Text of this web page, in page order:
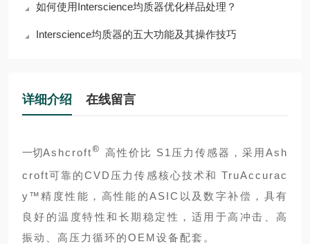
如何使用Interscience均质器优化样品处理？
Interscience均质器的五大功能及其操作技巧
详细介绍 在线留言
一切Ashcroft ® 高性价比 S1压力传感器，采用Ash
croft可靠的CVD压力传感核心技术和 TruAccurac
y™精度性能，高性能的ASIC以及数字补偿，具有
良好的温度特性和长期稳定性，适用于高冲击、高
振动、高压力循环的OEM设备配套。